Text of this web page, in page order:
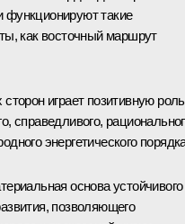
такие
как восточный маршрут
играет позитивную роль
справедливого,
энергетического
основа устойчивого
позволяющего